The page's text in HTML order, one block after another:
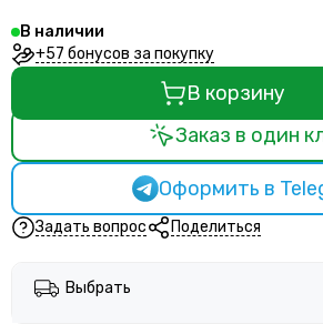
В наличии
+57 бонусов за покупку
В корзину
Заказ в один
Оформить в
Задать вопрос Поделиться
Выбрать